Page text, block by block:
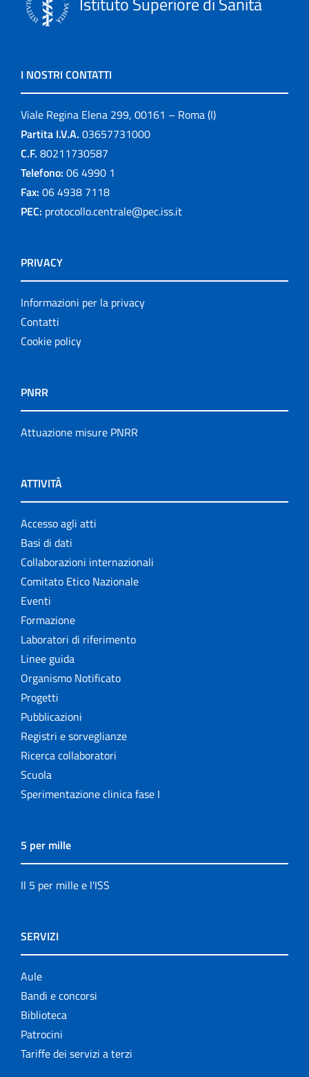
I NOSTRI CONTATTI
Viale Regina Elena 299, 00161 – Roma (I)
Partita I.V.A. 03657731000
C.F. 80211730587
Telefono: 06 4990 1
Fax: 06 4938 7118
PEC: protocollo.centrale@pec.iss.it
PRIVACY
Informazioni per la privacy
Contatti
Cookie policy
PNRR
Attuazione misure PNRR
ATTIVITÀ
Accesso agli atti
Basi di dati
Collaborazioni internazionali
Comitato Etico Nazionale
Eventi
Formazione
Laboratori di riferimento
Linee guida
Organismo Notificato
Progetti
Pubblicazioni
Registri e sorveglianze
Ricerca collaboratori
Scuola
Sperimentazione clinica fase I
5 per mille
Il 5 per mille e l'ISS
SERVIZI
Aule
Bandi e concorsi
Biblioteca
Patrocini
Tariffe dei servizi a terzi